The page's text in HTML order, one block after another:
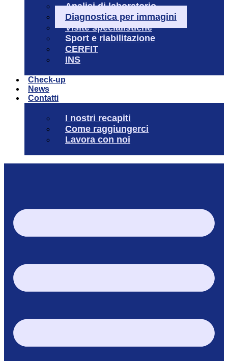
Analisi di laboratorio
Diagnostica per immagini
Visite specialistiche
Sport e riabilitazione
CERFIT
INS
Check-up
News
Contatti
I nostri recapiti
Come raggiungerci
Lavora con noi